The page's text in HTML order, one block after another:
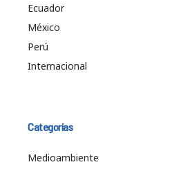
Ecuador
México
Perú
Internacional
Categorías
Medioambiente